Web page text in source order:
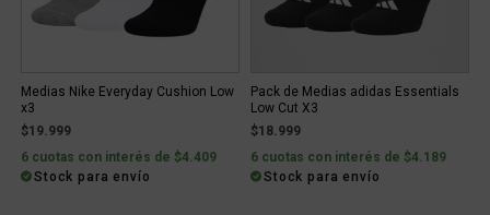
Medias Nike Everyday Cushion Low
x3
$19.999
6 cuotas con interés de $4.409
Stock para envío
Pack de Medias adidas Essentials
Low Cut X3
$18.999
6 cuotas con interés de $4.189
Stock para envío